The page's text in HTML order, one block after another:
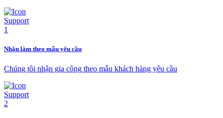
Nhận làm theo mẫu yêu cầu
Chúng tôi nhận gia công theo mẫu khách hàng yêu cầu